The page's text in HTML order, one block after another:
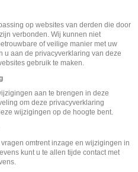
op websites van derden die door
verbonden. Wij kunnen niet
of veilige manier met uw
u aan de privacyverklaring van deze
gebruik te maken.
aan te brengen in deze
om deze privacyverklaring
wijzigingen op de hoogte bent.
omtrent inzage en wijzigingen in
kunt u te allen tijde contact met